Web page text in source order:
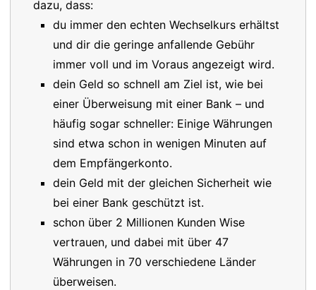
dazu, dass:
du immer den echten Wechselkurs erhältst
und dir die geringe anfallende Gebühr
immer voll und im Voraus angezeigt wird.
dein Geld so schnell am Ziel ist, wie bei
einer Überweisung mit einer Bank – und
häufig sogar schneller: Einige Währungen
sind etwa schon in wenigen Minuten auf
dem Empfängerkonto.
dein Geld mit der gleichen Sicherheit wie
bei einer Bank geschützt ist.
schon über 2 Millionen Kunden Wise
vertrauen, und dabei mit über 47
Währungen in 70 verschiedene Länder
überweisen.